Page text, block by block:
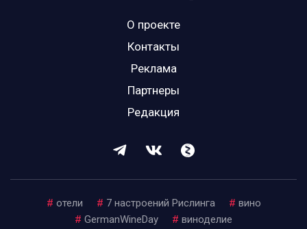
О проекте
Контакты
Реклама
Партнеры
Редакция
# отели # 7 настроений Рислинга # вино
# GermanWineDay # виноделие